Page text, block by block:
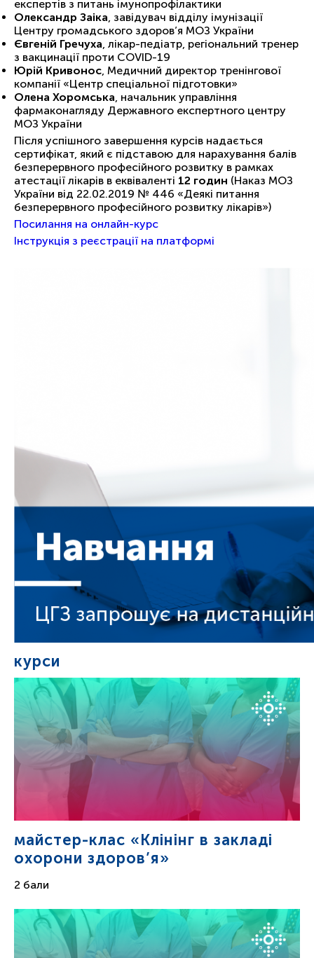
експертів з питань імунопрофілактики
Олександр Заіка , завідувач відділу імунізації
Центру громадського здоров’я МОЗ України
Євгеній Гречуха , лікар-педіатр, регіональний тренер
з вакцинації проти COVID-19
Юрій Кривонос , Медичний директор тренінгової
компанії «Центр спеціальної підготовки»
Олена Хоромська , начальник управління
фармаконагляду Державного експертного центру
МОЗ України
Після успішного завершення курсів надається
сертифікат, який є підставою для нарахування балів
безперервного професійного розвитку в рамках
атестації лікарів в еквіваленті 12 годин (Наказ МОЗ
України від 22.02.2019 № 446 «Деякі питання
безперервного професійного розвитку лікарів»)
Посилання на онлайн-курс
Інструкція з реєстрації на платформі
курси
майстер-клас «Клінінг в закладі
охорони здоров’я»
2 бали